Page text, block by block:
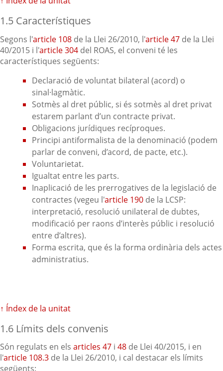
1.5 Característiques
Segons l'article 108 de la Llei 26/2010, l'article 47 de la Llei
40/2015 i l'article 304 del ROAS, el conveni té les
característiques següents:
Declaració de voluntat bilateral (acord) o
sinal·lagmàtic.
Sotmès al dret públic, si és sotmès al dret privat
estarem parlant d’un contracte privat.
Obligacions jurídiques recíproques.
Principi antiformalista de la denominació (podem
parlar de conveni, d’acord, de pacte, etc.).
Voluntarietat.
Igualtat entre les parts.
Inaplicació de les prerrogatives de la legislació de
contractes (vegeu l'article 190 de la LCSP:
interpretació, resolució unilateral de dubtes,
modificació per raons d’interès públic i resolució
entre d’altres).
Forma escrita, que és la forma ordinària dels actes
administratius.
↑ Índex de la unitat
1.6 Límits dels convenis
Són regulats en els articles 47 i 48 de Llei 40/2015, i en
l'article 108.3 de la Llei 26/2010, i cal destacar els límits
següents: